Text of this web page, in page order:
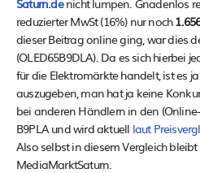
reduzierter MwSt (16%) nur noch
dieser Beitrag online ging, war dies
(OLED65B9DLA). Da es sich hierbei
für die Elektromärkte handelt, ist es
auszugeben, man hat ja keine
bei anderen Händlern in den
B9PLA und wird aktuell laut
Also selbst in diesem Vergleich
MediaMarktSaturn.